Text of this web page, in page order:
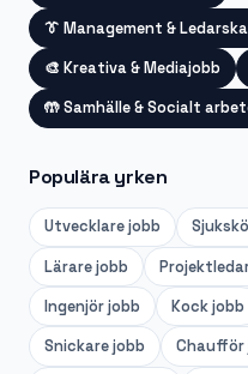
👔 Management &
🎨 Kreativa & Mediajobb
🤲Samhälle & Socialt
Populära yrken
Utvecklarejobb
Lärarejobb
Ingenjörjobb Kockjobb
Snickarejobb Chaufför